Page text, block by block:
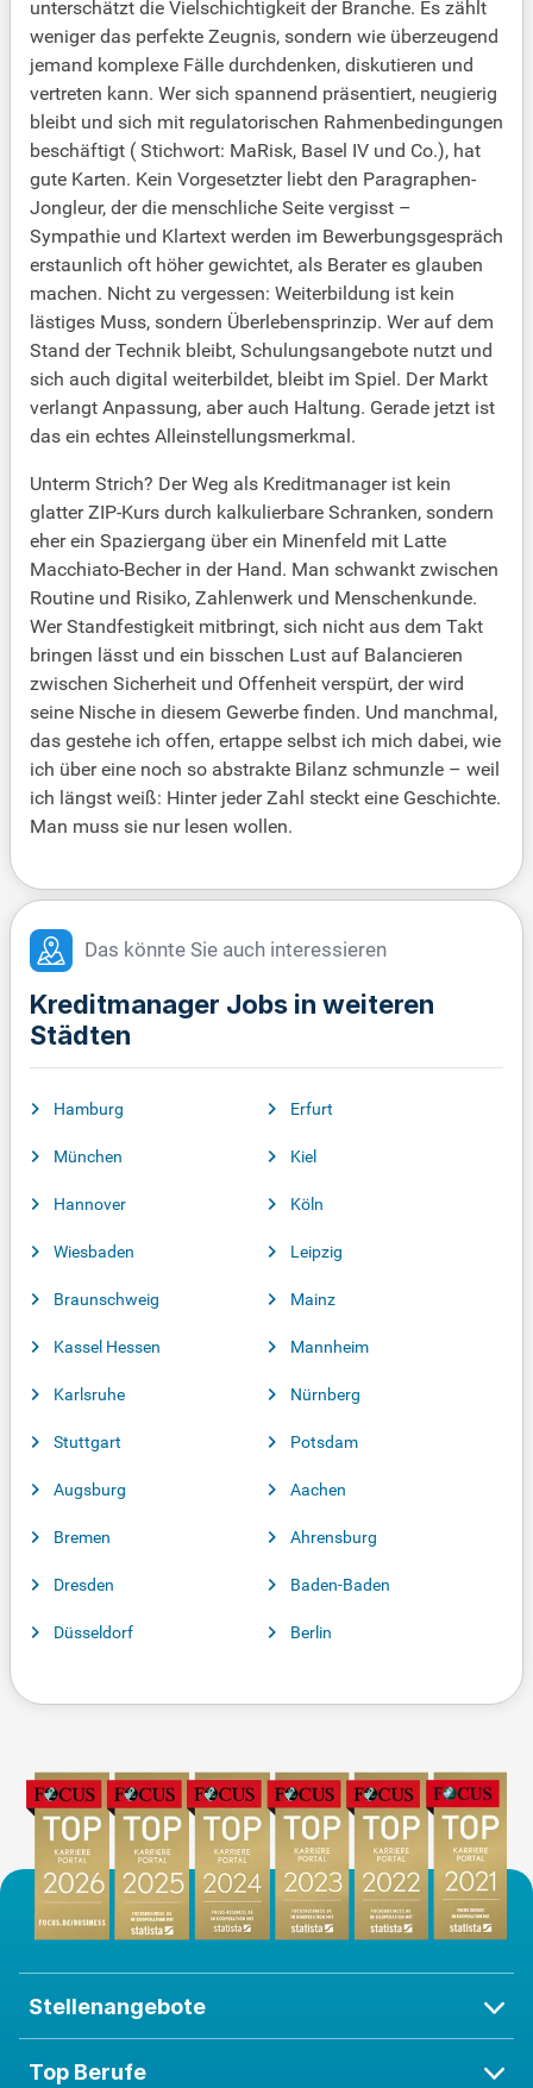
unterschätzt die Vielschichtigkeit der Branche. Es zählt
weniger das perfekte Zeugnis, sondern wie überzeugend
jemand komplexe Fälle durchdenken, diskutieren und
vertreten kann. Wer sich spannend präsentiert, neugierig
bleibt und sich mit regulatorischen Rahmenbedingungen
beschäftigt ( Stichwort: MaRisk, Basel IV und Co.), hat
gute Karten. Kein Vorgesetzter liebt den Paragraphen-
Jongleur, der die menschliche Seite vergisst –
Sympathie und Klartext werden im Bewerbungsgespräch
erstaunlich oft höher gewichtet, als Berater es glauben
machen. Nicht zu vergessen: Weiterbildung ist kein
lästiges Muss, sondern Überlebensprinzip. Wer auf dem
Stand der Technik bleibt, Schulungsangebote nutzt und
sich auch digital weiterbildet, bleibt im Spiel. Der Markt
verlangt Anpassung, aber auch Haltung. Gerade jetzt ist
das ein echtes Alleinstellungsmerkmal.
Unterm Strich? Der Weg als Kreditmanager ist kein
glatter ZIP-Kurs durch kalkulierbare Schranken, sondern
eher ein Spaziergang über ein Minenfeld mit Latte
Macchiato-Becher in der Hand. Man schwankt zwischen
Routine und Risiko, Zahlenwerk und Menschenkunde.
Wer Standfestigkeit mitbringt, sich nicht aus dem Takt
bringen lässt und ein bisschen Lust auf Balancieren
zwischen Sicherheit und Offenheit verspürt, der wird
seine Nische in diesem Gewerbe finden. Und manchmal,
das gestehe ich offen, ertappe selbst ich mich dabei, wie
ich über eine noch so abstrakte Bilanz schmunzle – weil
ich längst weiß: Hinter jeder Zahl steckt eine Geschichte.
Man muss sie nur lesen wollen.
Das könnte Sie auch interessieren
Kreditmanager Jobs in weiteren
Städten
Hamburg
München
Hannover
Wiesbaden
Braunschweig
Kassel Hessen
Karlsruhe
Stuttgart
Augsburg
Bremen
Dresden
Düsseldorf
Erfurt
Kiel
Köln
Leipzig
Mainz
Mannheim
Nürnberg
Potsdam
Aachen
Ahrensburg
Baden-Baden
Berlin
Stellenangebote
Top Berufe